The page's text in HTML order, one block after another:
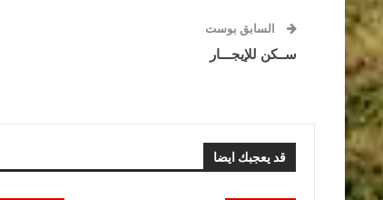
السابق بوست
ســكن للإيجـــار
قد يعجبك ايضا